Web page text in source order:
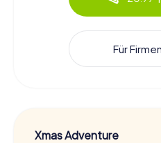
Für
Xmas Adventure